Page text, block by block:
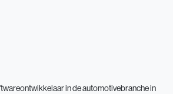
in de automotivebranche in